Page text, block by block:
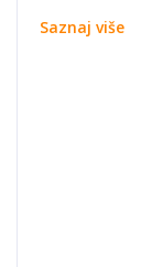
Saznaj više